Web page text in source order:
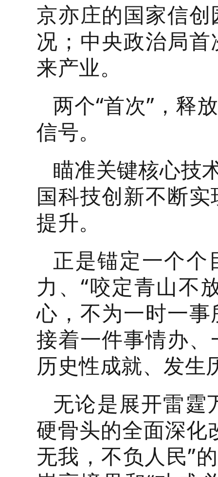
京亦庄的国家信
况；中央政治局
来产业。
两个“首次”，释
信号。
瞄准关键核心技
国科技创新不断
提升。
正是锚定一个个
力、“咬定青山不
心，不为一时一
接着一件事情办
历史性成就、发生
无论是展开雷霆
硬骨头的全面深化
无我，不负人民”